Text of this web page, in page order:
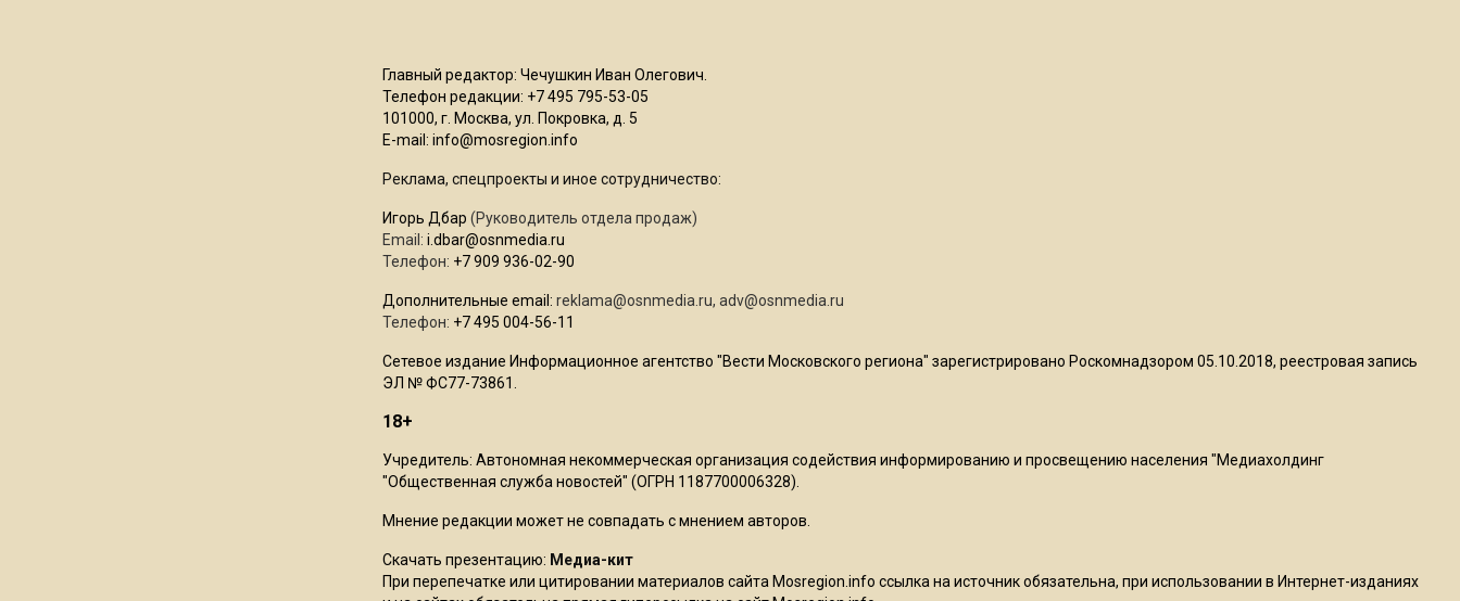
В Подмосковье прекратили
цехах
Главный редактор: Чечушкин Иван Олегович.
Телефон редакции: +7 495 795-53-05
101000, г. Москва, ул. Покровка, д. 5
E-mail: info@mosregion.info
Реклама, спецпроекты и иное сотрудничество:
Игорь Дбар (Руководитель отдела продаж)
Email: i.dbar@osnmedia.ru
Телефон: +7 909 936-02-90
Дополнительные email: reklama@osnmedia.ru, adv@osnmedia.ru
Телефон: +7 495 004-56-11
Сетевое издание Информационное агентство "Вести Московского региона" зарегистрировано Роскомнадзором 05.10.2018, реестровая запись
ЭЛ № ФС77-73861.
18+
Учредитель: Автономная некоммерческая организация содействия информированию и просвещению населения "Медиахолдинг
"Общественная служба новостей" (ОГРН 1187700006328).
Мнение редакции может не совпадать с мнением авторов.
Скачать презентацию: Медиа-кит
При перепечатке или цитировании материалов сайта Mosregion.info ссылка на источник обязательна, при использовании в Интернет-изданиях